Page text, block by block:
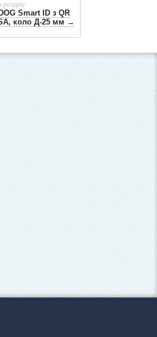
Smart ID з QR
коло Д-25 мм →